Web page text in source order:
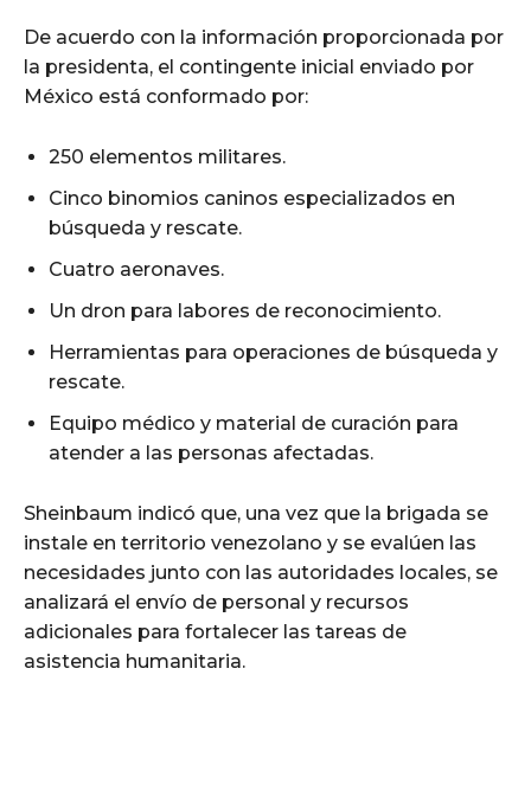
De acuerdo con la información proporcionada por
la presidenta, el contingente inicial enviado por
México está conformado por:
250 elementos militares.
Cinco binomios caninos especializados en
búsqueda y rescate.
Cuatro aeronaves.
Un dron para labores de reconocimiento.
Herramientas para operaciones de búsqueda y
rescate.
Equipo médico y material de curación para
atender a las personas afectadas.
Sheinbaum indicó que, una vez que la brigada se
instale en territorio venezolano y se evalúen las
necesidades junto con las autoridades locales, se
analizará el envío de personal y recursos
adicionales para fortalecer las tareas de
asistencia humanitaria.